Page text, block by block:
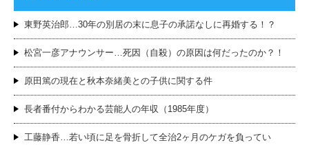
東野英治郎…30年の別居の末に息子の承諾なしに再婚する！？
松宮一彦アナウンサー…死因（自殺）の原因は何だったのか？！
原田篤の現在と秋本奈緒美との子供に関する件
長者番付からわかる芸能人の年収（1985年度）
工藤静香…若い頃に足を骨折して全治2ヶ月のケガを負ってい